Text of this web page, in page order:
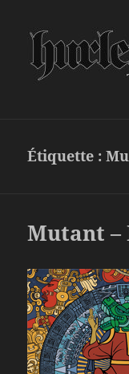
Étiquette :
Mutant –